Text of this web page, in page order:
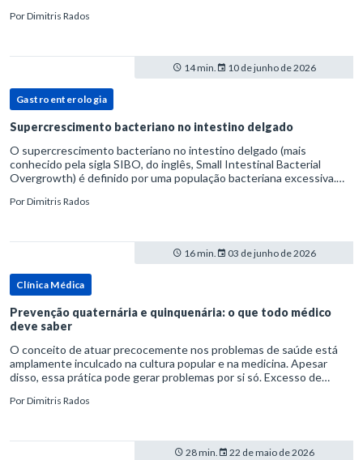
PorDimitris Rados
14 min. 10 de junho de 2026
Gastroenterologia
Supercrescimento bacteriano no intestino delgado
O supercrescimento bacteriano no intestino delgado (mais
conhecido pela sigla SIBO, do inglês, Small Intestinal Bacterial
Overgrowth) é definido por uma população bacteriana excessiva.
PorDimitris Rados
16 min. 03 de junho de 2026
Clínica Médica
Prevenção quaternária e quinquenária: o que todo médico
deve saber
O conceito de atuar precocemente nos problemas de saúde está
amplamente inculcado na cultura popular e na medicina. Apesar
disso, essa prática pode gerar problemas por si só. Excesso de
PorDimitris Rados
28 min. 22 de maio de 2026